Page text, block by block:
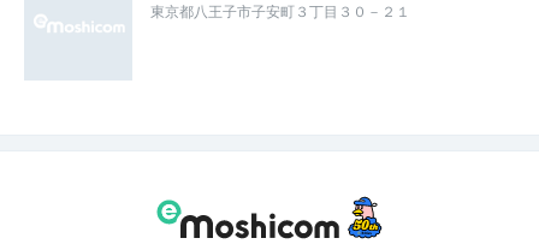
東京都八王子市子安町３丁目３０－２１